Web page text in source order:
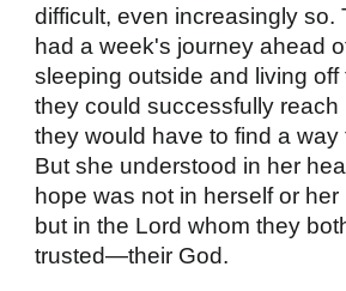
difficult, even increasingly so.
had a week's journey ahead
sleeping outside and living off
they could successfully reach
they would have to find a way
But she understood in her
hope was not in herself or her
but in the Lord whom they
trusted—their God.